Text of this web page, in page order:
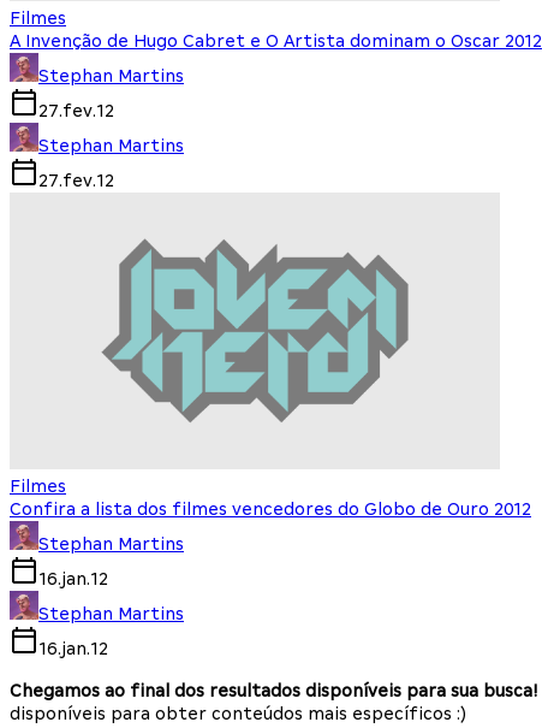
Filmes
A Invenção de Hugo Cabret e O Artista dominam o Oscar 2012
Stephan Martins
27.fev.12
Stephan Martins
27.fev.12
Filmes
Confira a lista dos filmes vencedores do Globo de Ouro 2012
Stephan Martins
16.jan.12
Stephan Martins
16.jan.12
Chegamos ao final dos resultados disponíveis para sua busca!
disponíveis para obter conteúdos mais específicos :)